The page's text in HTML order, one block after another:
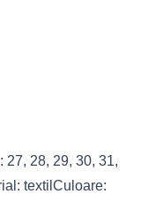
28, 29, 30, 31,
textilCuloare: